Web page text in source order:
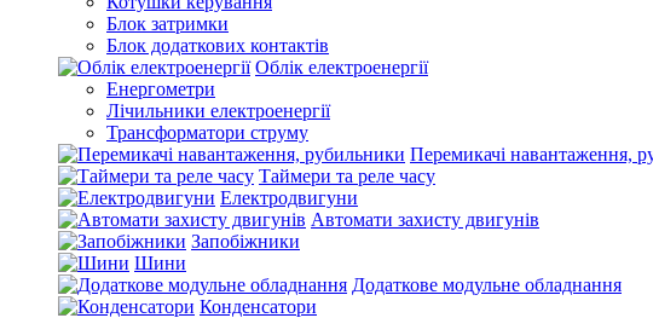
Блок затримки
Блок додаткових контактів
Облік електроенергії
Енергометри
Лічильники електроенергії
Трансформатори струму
Перемикачі навантаження,
Таймери та реле часу
Електродвигуни
Автомати захисту двигунів
Запобіжники
Шини
Додаткове модульне обладнання
Конденсатори